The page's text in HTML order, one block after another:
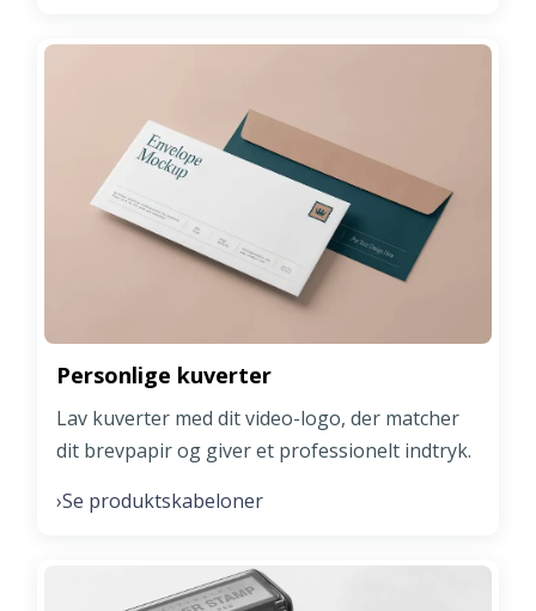
Personlige kuverter
Lav kuverter med dit video-logo, der matcher
dit brevpapir og giver et professionelt indtryk.
›Se produktskabeloner